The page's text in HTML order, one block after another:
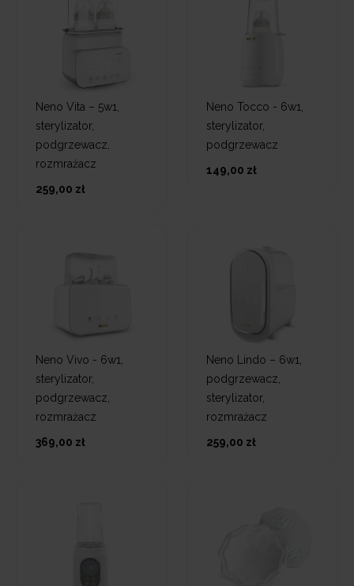
Neno Vita – 5w1,
sterylizator,
podgrzewacz,
rozmrażacz
259,00 zł
Neno Tocco - 6w1,
sterylizator,
podgrzewacz
149,00 zł
Neno Vivo - 6w1,
sterylizator,
podgrzewacz,
rozmrażacz
369,00 zł
Neno Lindo – 6w1,
podgrzewacz,
sterylizator,
rozmrażacz
259,00 zł